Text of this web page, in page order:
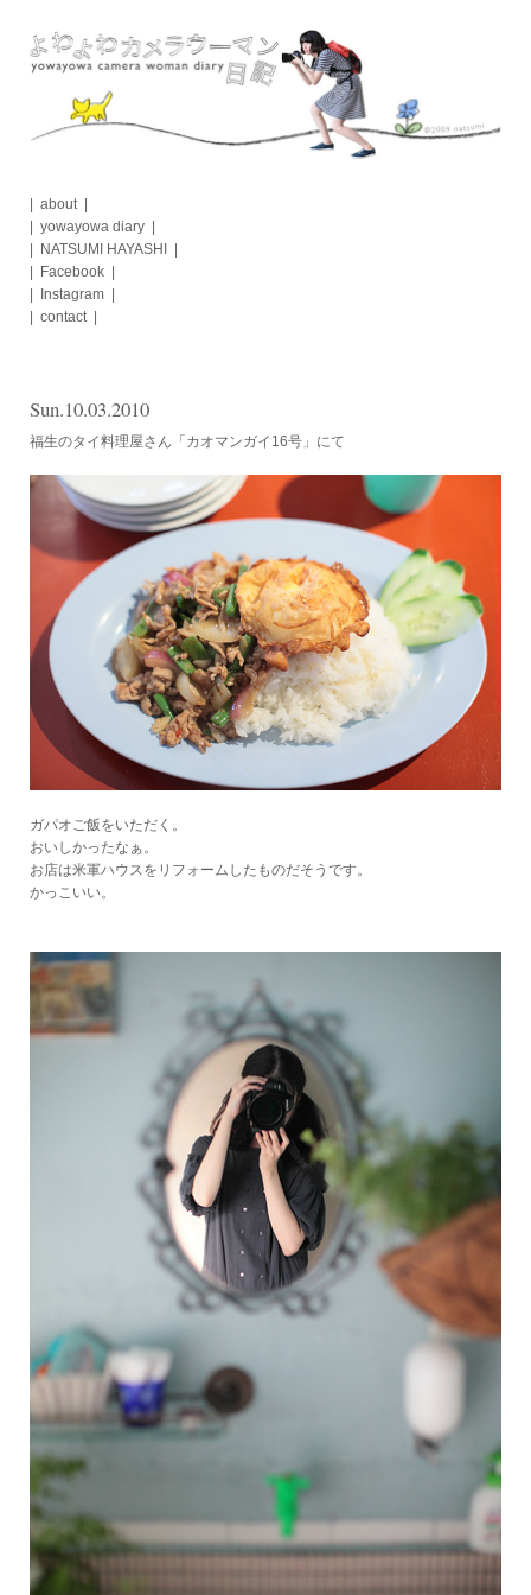
content
about
yowayowa diary
NATSUMI HAYASHI
Facebook
Instagram
contact
Sun.10.03.2010
福生のタイ料理屋さん「カオマンガイ16号」にて
ガパオご飯をいただく。
おいしかったなぁ。
お店は米軍ハウスをリフォームしたものだそうです。
かっこいい。